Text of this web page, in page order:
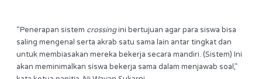
“Penerapan sistem crossingini bertujuan agar para siswa bisa
saling mengenal serta akrab satu sama lain antar tingkat dan
untuk membiasakan mereka bekerja secara mandiri. (Sistem) Ini
akan meminimalkan siswa bekerja sama dalam menjawab soal,”